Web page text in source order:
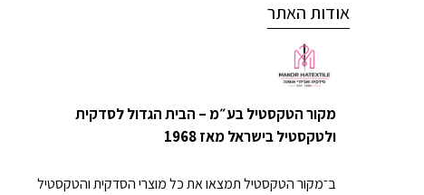
אודות האתר
מקור הטקסטיל בע״מ – הבית הגדול לסדקית
ולטקסטיל בישראל מאז 1968
ב־מקור הטקסטיל תמצאו את כל מוצרי הסדקית והטקסטיל